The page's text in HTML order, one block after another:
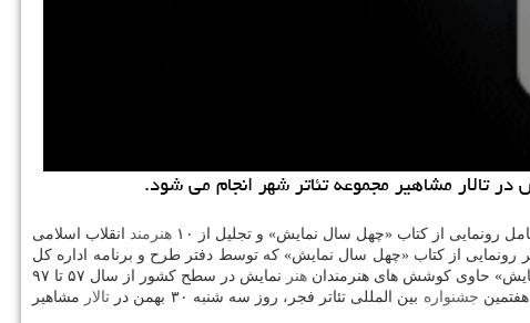
رونمایی از كتاب «چهل سال نمایش» و تجلیل از ۱۰ هنرمند انقلاب اسلامی
شد علاوه بر رونمایی از كتاب «چهل سال نمایش» كه توسط دفتر طرح و برنامه اداره كل
هنر
نمایش در سطح كشور از سال ۵۷ تا ۹۷
جشنواره بین المللی تئاتر فجر، روز سه شنبه ۳۰ بهمن در تالار مشاهیر